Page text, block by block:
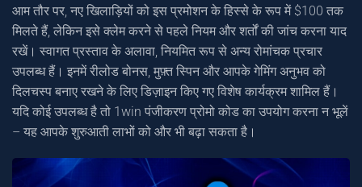
आम तौर पर, नए खिलाड़ियों को इस प्रमोशन के हिस्से के रूप में $100 तक
मिलते हैं, लेकिन इसे क्लेम करने से पहले नियम और शर्तों की जांच करना याद
रखें। स्वागत प्रस्ताव के अलावा, नियमित रूप से अन्य रोमांचक प्रचार
उपलब्ध हैं। इनमें रीलोड बोनस, मुफ़्त स्पिन और आपके गेमिंग अनुभव को
दिलचस्प बनाए रखने के लिए डिज़ाइन किए गए विशेष कार्यक्रम शामिल हैं।
यदि कोई उपलब्ध है तो 1win पंजीकरण प्रोमो कोड का उपयोग करना न भूलें
– यह आपके शुरुआती लाभों को और भी बढ़ा सकता है।